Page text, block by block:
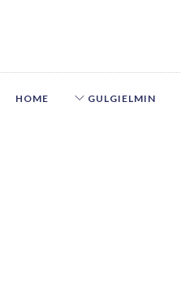
HOME GULGIELMIN